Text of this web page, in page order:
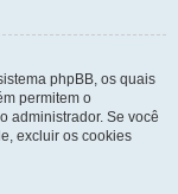
phpBB, os quais
permitem o
administrador. Se você
excluir os cookies